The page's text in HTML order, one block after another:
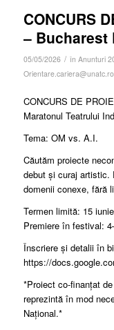
CONCURS
– Bucharest
05/05/2026 / în Anunturi
Orientare.cariera@unatc.ro
CONCURS DE
Maratonul Teatrului
Tema: OM vs. A.I.
Căutăm proiecte
debut și curaj artistic.
domenii conexe, fără
Termen limită: 15
Premiere în festival:
Înscriere și detalii în
https://
*Proiect co-finanțat
reprezintă în mod
Național.*